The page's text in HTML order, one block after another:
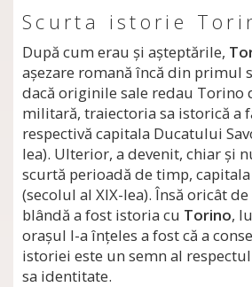
Scurta istorie
După cum erau şi aşteptările,
aşezare romană încă din primul
dacă originile sale redau Torino
militară, traiectoria sa istorică a
respectivă capitala Ducatului
lea). Ulterior, a devenit, chiar şi
scurtă perioadă de timp,
(secolul al XIX-lea). Însă oricât
blândă a fost istoria cu Torino,
oraşul l-a înţeles a fost că a
istoriei este un semn al
sa identitate.